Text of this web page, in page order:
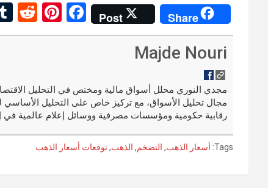
Share
Post
F
a
o
o
k
Pi
nt
t
R
e
t
Majde Nouri
مجال تحليل الأسواق، مع تركيز خاص على التحليل الأساسي
رقابية حكومية ومؤسسات مصرفية ووسائل إعلام عالمية في
Tags: أسعار الذهب, التضخم, الذهب,توقعات أسعار الذهب